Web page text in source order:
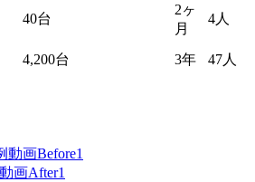
40台
2ヶ
月
4人
4,200台 3年 47人